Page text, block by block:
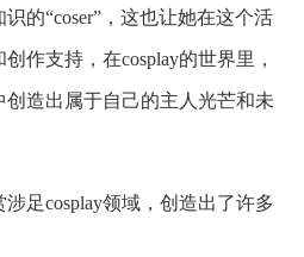
的“coser”，这也让她在这个活
作支持，在cosplay的世界里，
创造出属于自己的主人光芒和未
足cosplay领域，创造出了许多